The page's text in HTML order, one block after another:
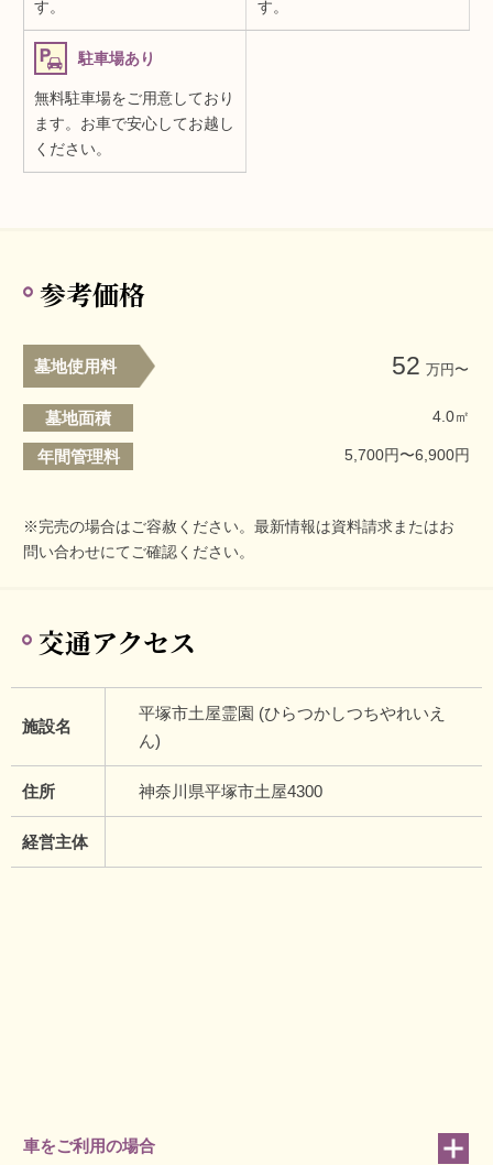
す。 す。
駐車場あり
無料駐車場をご用意しており
ます。お車で安心してお越し
ください。
参考価格
墓地使用料 52 万円〜
墓地面積 4.0㎡
年間管理料 5,700円〜6,900円
※完売の場合はご容赦ください。最新情報は資料請求またはお
問い合わせにてご確認ください。
交通アクセス
施設名
平塚市土屋霊園 (ひらつかしつちやれいえ
ん)
住所 神奈川県平塚市土屋4300
経営主体
車をご利用の場合